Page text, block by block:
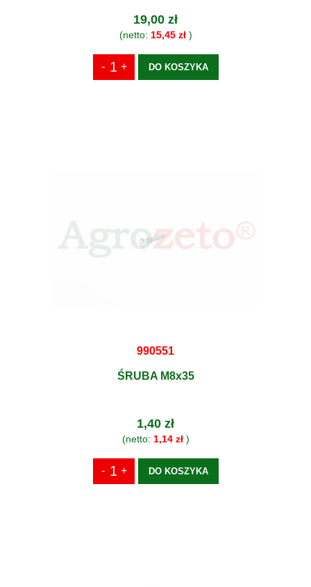
19,00 zł
(netto: 15,45 zł)
DO KOSZYKA
990551
ŚRUBA M8x35
1,40 zł
(netto: 1,14 zł)
DO KOSZYKA